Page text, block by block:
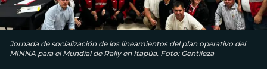
Jornada de socialización de los lineamientos del plan operativo del
MINNA para el Mundial de Rally en Itapúa. Foto: Gentileza